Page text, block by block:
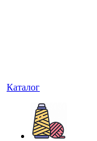
Каталог